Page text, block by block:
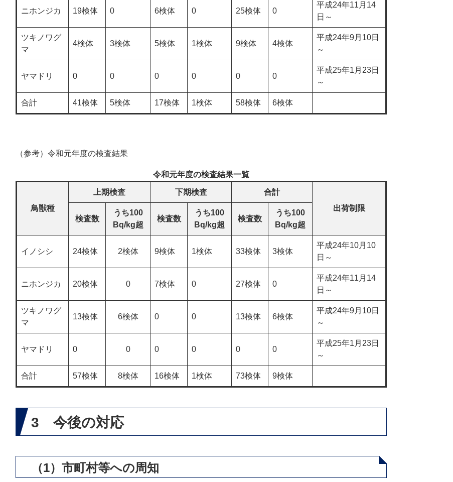
ニホンジカ 19検体 0 6検体 0 25検体 0
平成24年11月14
日～
ツキノワグ
マ
4検体 3検体 5検体 1検体 9検体 4検体
平成24年9月10日
～
ヤマドリ 0 0 0 0 0 0
平成25年1月23日
～
合計 41検体 5検体 17検体 1検体 58検体 6検体
（参考）令和元年度の検査結果
令和元年度の検査結果一覧
鳥獣種
上期検査 下期検査
合計
出荷制限
検査数
うち100
Bq/kg超
検査数
うち100
Bq/kg超
検査数
うち100
Bq/kg超
イノシシ 24検体 2検体 9検体 1検体 33検体 3検体
平成24年10月10
日～
ニホンジカ 20検体 0 7検体 0 27検体 0
平成24年11月14
日～
ツキノワグ
マ
13検体 6検体 0 0 13検体 6検体
平成24年9月10日
～
ヤマドリ 0 0 0 0 0 0
平成25年1月23日
～
合計 57検体 8検体 16検体 1検体 73検体 9検体
3 今後の対応
（1）市町村等への周知